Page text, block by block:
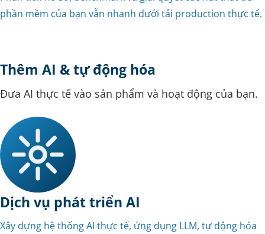
phần mềm của bạn vẫn nhanh dưới tải production thực tế.
Thêm AI & tự động hóa
Đưa AI thực tế vào sản phẩm và hoạt động của bạn.
Dịch vụ phát triển AI
Xây dựng hệ thống AI thực tế, ứng dụng LLM, tự động hóa